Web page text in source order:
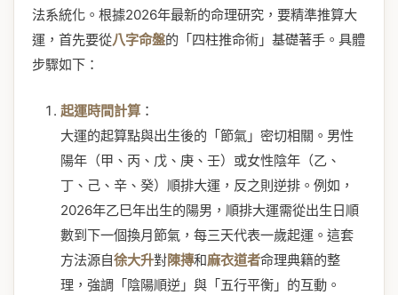
法系統化。根據2026年最新的命理研究，要精準推算大
運，首先要從八字命盤的「四柱推命術」基礎著手。具體
步驟如下：
起運時間計算 ：
大運的起算點與出生後的「節氣」密切相關。男性
陽年（甲、丙、戊、庚、壬）或女性陰年（乙、
丁、己、辛、癸）順排大運，反之則逆排。例如，
2026年乙巳年出生的陽男，順排大運需從出生日順
數到下一個換月節氣，每三天代表一歲起運。這套
方法源自徐大升對陳摶和麻衣道者命理典籍的整
理，強調「陰陽順逆」與「五行平衡」的互動。